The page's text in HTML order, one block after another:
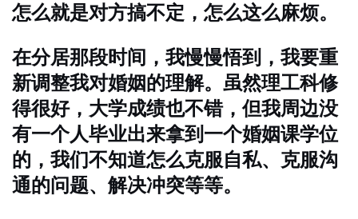
怎么就是对方搞不定，怎么这么麻烦。
在分居那段时间，我慢慢悟到，我要重
新调整我对婚姻的理解。虽然理工科修
得很好，大学成绩也不错，但我周边没
有一个人毕业出来拿到一个婚姻课学位
的，我们不知道怎么克服自私、克服沟
通的问题、解决冲突等等。